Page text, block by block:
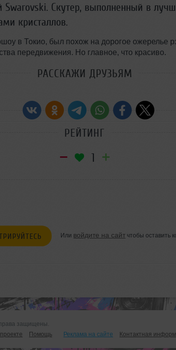
Скутер, выполненный в
кристаллов.
в Токио, был похож на дорогое ожерелье
передвижения. Но главное, что красиво.
РАССКАЖИ ДРУЗЬЯМ
РЕЙТИНГ
1
Или войдите на сайт чтобы оставить
защищены.
Помощь Реклама на сайте Контактная